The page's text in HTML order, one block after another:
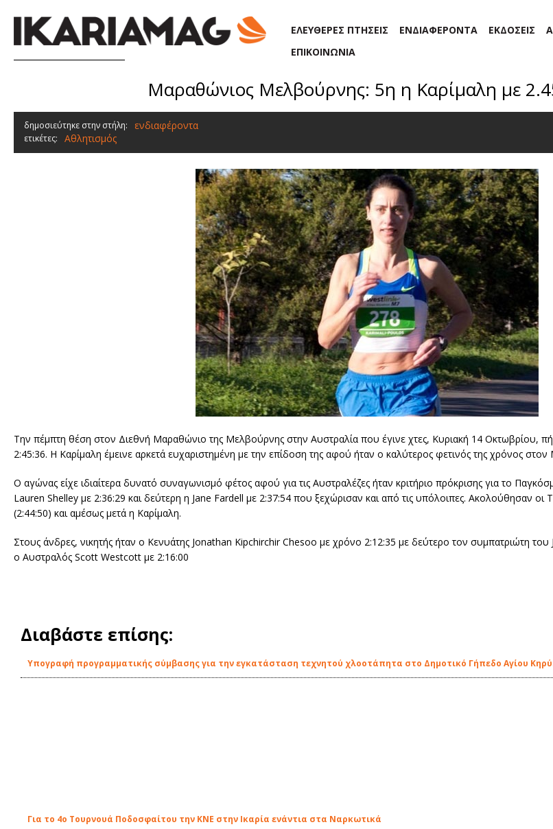
ΕΛΕΥΘΕΡΕΣ ΠΤΗΣΕΙΣ ΕΝΔΙΑΦΕΡΟΝΤΑ ΕΚΔΟΣΕΙΣ
ΕΠΙΚΟΙΝΩΝΙΑ
Μαραθώνιος Μελβούρνης: 5η η Καρίμαλη με
δημοσιεύτηκε στην στήλη: ενδιαφέροντα
ετικέτες: Αθλητισμός
Την πέμπτη θέση στον Διεθνή Μαραθώνιο της Μελβούρνης στην Αυστραλία που έγινε χτες, Κυριακή 14 Οκτωβρίου,
2:45:36. Η Καρίμαλη έμεινε αρκετά ευχαριστημένη με την επίδοση της αφού ήταν ο καλύτερος φετινός της χρόνος
Ο αγώνας είχε ιδιαίτερα δυνατό συναγωνισμό φέτος αφού για τις Αυστραλέζες ήταν κριτήριο πρόκρισης για το
Lauren Shelley με 2:36:29 και δεύτερη η Jane Fardell με 2:37:54 που ξεχώρισαν και από τις υπόλοιπες. Ακολούθησαν
(2:44:50) και αμέσως μετά η Καρίμαλη.
Στους άνδρες, νικητής ήταν ο Κενυάτης Jonathan Kipchirchir Chesoo με χρόνο 2:12:35 με δεύτερο τον συμπατριώτη του
ο Αυστραλός Scott Westcott με 2:16:00
Διαβάστε επίσης:
Υπογραφή προγραμματικής σύμβασης για την εγκατάσταση τεχνητού χλοοτάπητα στο Δημοτικό Γήπεδο Αγίου
Για το 4ο Τουρνουά Ποδοσφαίτου την ΚΝΕ στην Ικαρία ενάντια στα Ναρκωτικά